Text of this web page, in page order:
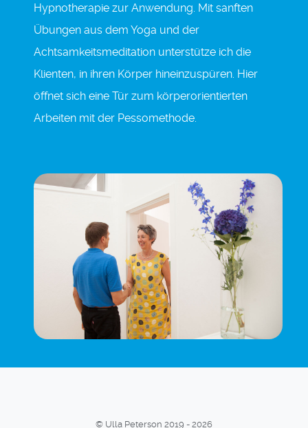
Hypnotherapie zur Anwendung. Mit sanften
Übungen aus dem Yoga und der
Achtsamkeitsmeditation unterstütze ich die
Klienten, in ihren Körper hineinzuspüren. Hier
öffnet sich eine Tür zum körperorientierten
Arbeiten mit der Pessomethode.
© Ulla Peterson 2019 - 2026